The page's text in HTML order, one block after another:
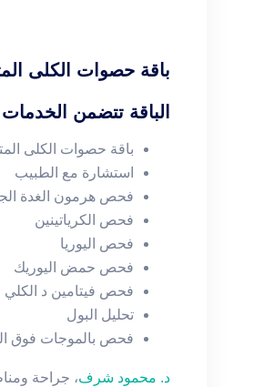
باقة حصوات الكلى
الباقة تتضمن الخدمات
باقة حصوات الكلى
استشارة مع الطبيب
فحص هرمون الغدة
فحص الكرياتينين
فحص اليوريا
فحص حمض اليوريك
فحص فيتامين د الكلي
تحليل البول
فحص بالموجات فوق
د. محمود شرف، جراحة